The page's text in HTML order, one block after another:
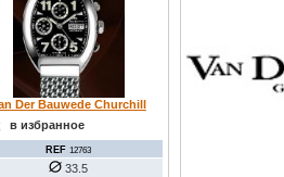
Der Bauwede Churchill
в избранное
REF 12763
33.5